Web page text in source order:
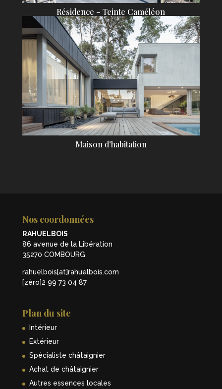
Résidence – Teinte Caméléon
Maison d’habitation
Nos coordonnées
RAHUELBOIS
86 avenue de la Libération
35270 COMBOURG
rahuelbois[at]rahuelbois.com
[zéro]2 99 73 04 87
Plan du site
Intérieur
Extérieur
Spécialiste châtaignier
Achat de châtaignier
Autres essences locales